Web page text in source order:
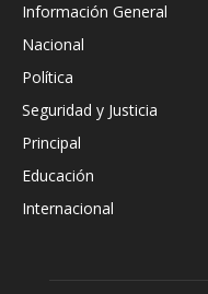
Información General
Nacional
Política
Seguridad y Justicia
Principal
Educación
Internacional